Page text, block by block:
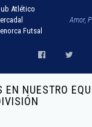
Atlético
Futsal
Amor,
EN NUESTRO